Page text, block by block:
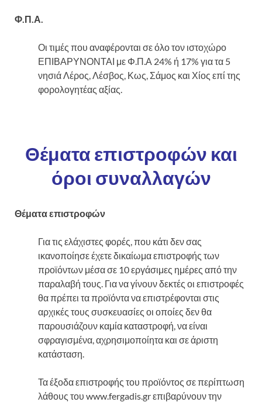
Φ.Π.Α.
Οι τιμές που αναφέρονται σε όλο τον ιστοχώρο
ΕΠΙΒΑΡΥΝΟΝΤΑΙ με Φ.Π.Α 24% ή 17% για τα 5
νησιά Λέρος, Λέσβος, Κως, Σάμος και Χίος επί της
φορολογητέας αξίας.
Θέματα επιστροφών και
όροι συναλλαγών
Θέματα επιστροφών
Για τις ελάχιστες φορές, που κάτι δεν σας
ικανοποίησε έχετε δικαίωμα επιστροφής των
προϊόντων μέσα σε 10 εργάσιμες ημέρες από την
παραλαβή τους. Για να γίνουν δεκτές οι επιστροφές
θα πρέπει τα προϊόντα να επιστρέφονται στις
αρχικές τους συσκευασίες οι οποίες δεν θα
παρουσιάζουν καμία καταστροφή, να είναι
σφραγισμένα, αχρησιμοποίητα και σε άριστη
κατάσταση.
Τα έξοδα επιστροφής του προϊόντος σε περίπτωση
λάθους του www.fergadis.gr επιβαρύνουν την